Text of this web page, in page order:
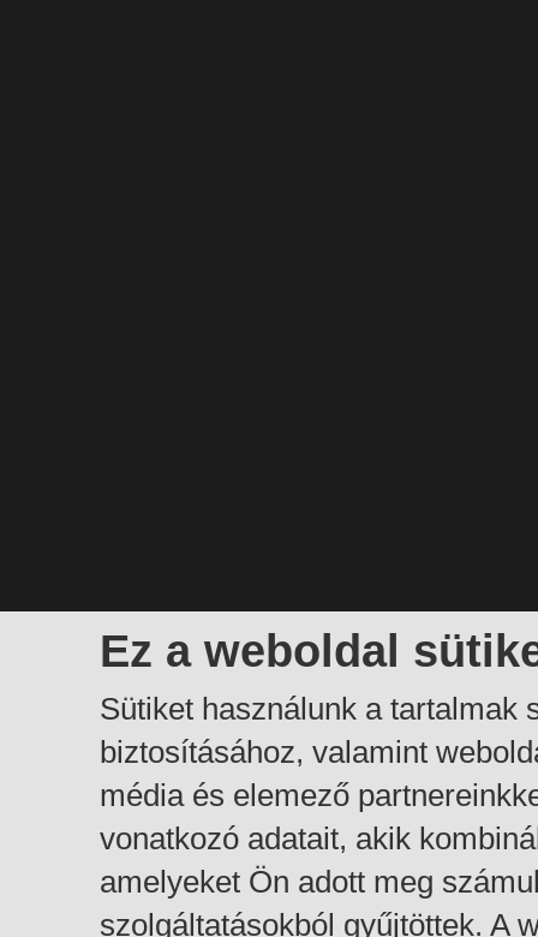
Ez a weboldal
Sütiket használunk a tartalmak
biztosításához, valamint
média és elemező
vonatkozó adatait, akik
amelyeket Ön adott meg
szolgáltatásokból gyűjtöttek. A